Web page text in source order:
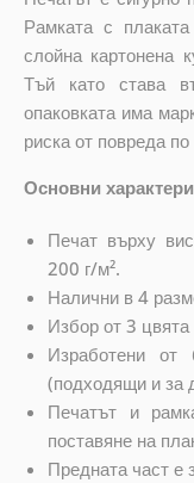
Рамката с
слойна картонена
Тъй като става
опаковката има
риска от повреда
Основни
Печат върху
200 г/м².
Налични в 4
Избор от 3
Изработени от
(подходящи и за
Печатът и
поставяне на
Предната част е